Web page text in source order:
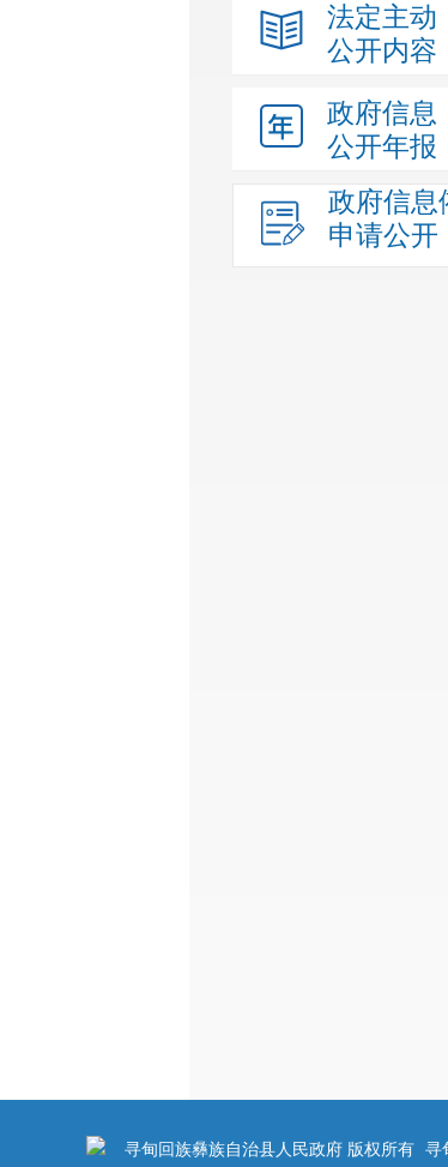
法定主动
公开内容
政府信息
公开年报
政府信息
申请公开
寻甸回族彝族自治县人民政府 版权所有 寻